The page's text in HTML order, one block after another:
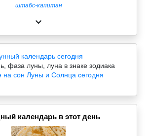
штабс-капитан
календарь сегодня
фаза луны, луна в знаке зодиака
на сон Луны и Солнца сегодня
календарь в этот день